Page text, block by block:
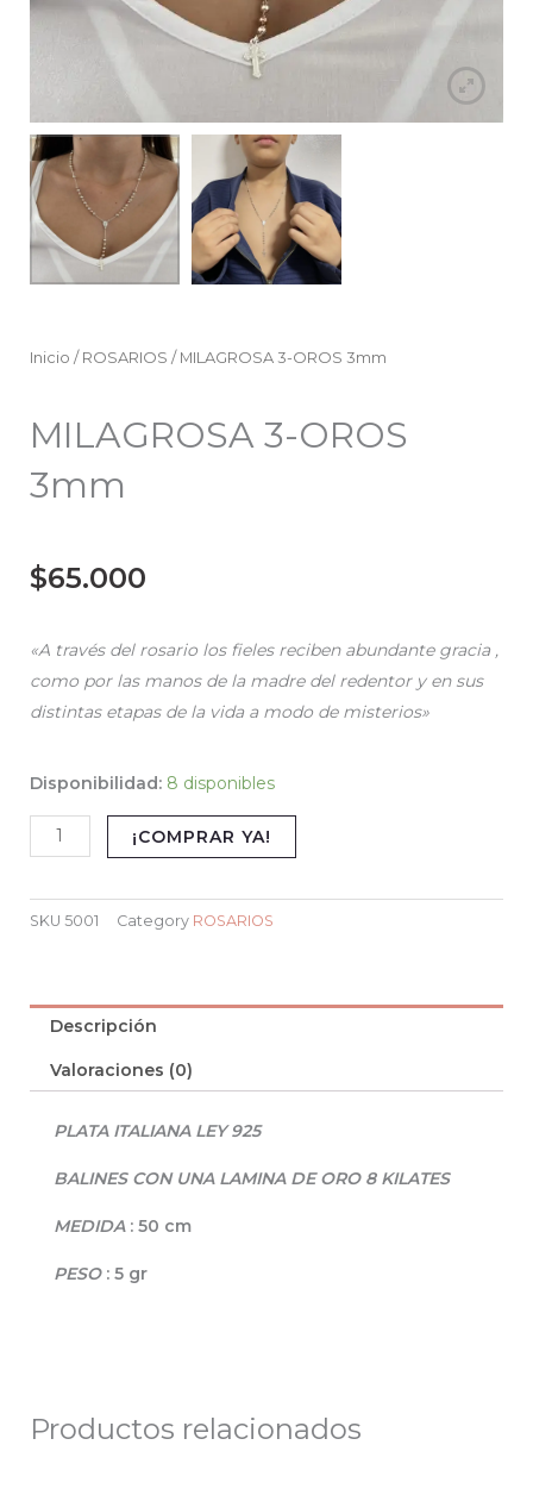
Inicio / ROSARIOS / MILAGROSA 3-OROS 3mm
MILAGROSA 3-OROS
3mm
$65.000
«A través del rosario los fieles reciben abundante gracia ,
como por las manos de la madre del redentor y en sus
distintas etapas de la vida a modo de misterios»
Disponibilidad: 8 disponibles
MILAGROSA
3-
OROS
cantidad
¡COMPRAR YA!
SKU 5001 Category ROSARIOS
Descripción
Valoraciones (0)
PLATA ITALIANA LEY 925
BALINES CON UNA LAMINA DE ORO 8 KILATES
MEDIDA : 50 cm
PESO : 5 gr
Productos relacionados